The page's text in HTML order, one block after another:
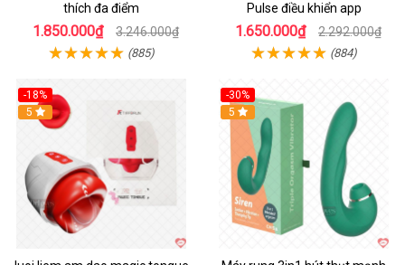
thích đa điểm
1.850.000₫ 3.246.000₫
(885)
Pulse điều khiển app
1.650.000₫ 2.292.000₫
(884)
-18%
Hot
5
-30%
Hot
5